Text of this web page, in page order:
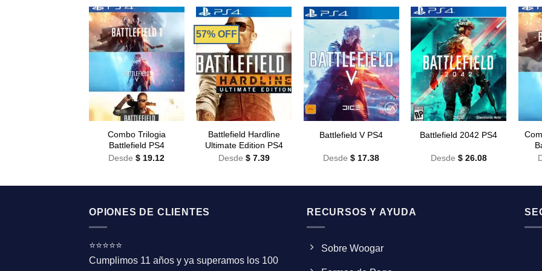
Combo Trilogia
Battlefield PS4
Desde $ 19.12
57% OFF
Battlefield Hardline
Ultimate Edition PS4
Desde $7.39
Battlefield V PS4
Desde $ 17.38
Battlefield 2042 PS4
Desde $26.08
OPIONES DE CLIENTES
⭐⭐⭐⭐⭐
Cumplimos 11 años y ya superamos los 100
RECURSOS Y AYUDA
Sobre Woogar